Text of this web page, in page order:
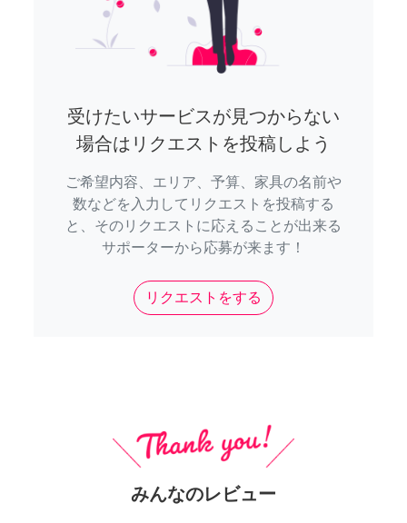
受けたいサービスが見つからない
場合はリクエストを投稿しよう
ご希望内容、エリア、予算、家具の名前や
数などを入力してリクエストを投稿する
と、そのリクエストに応えることが出来る
サポーターから応募が来ます！
リクエストをする
みんなのレビュー